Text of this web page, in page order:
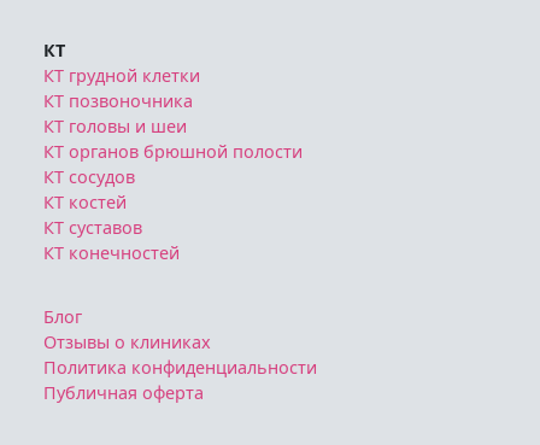
КТ
КТ грудной клетки
КТ позвоночника
КТ головы и шеи
КТ органов брюшной полости
КТ сосудов
КТ костей
КТ суставов
КТ конечностей
Блог
Отзывы о клиниках
Политика конфиденциальности
Публичная оферта